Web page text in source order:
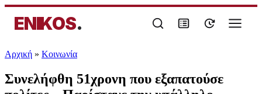
ENIKOS.
Αρχική » Κοινωνία
Συνελήφθη 51χρονη που εξαπατούσε